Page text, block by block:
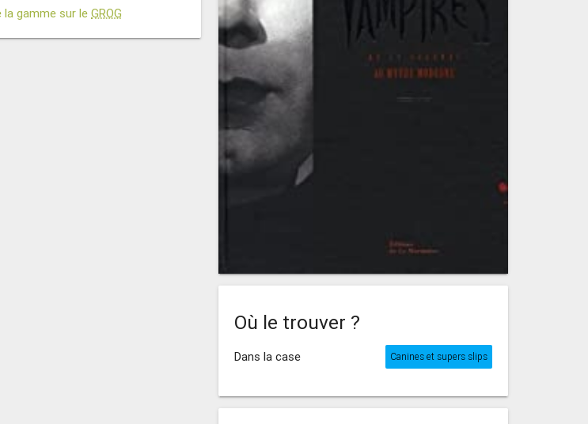
la gamme sur leGROG
Où le trouver ?
Dans la case Canines et supers slips